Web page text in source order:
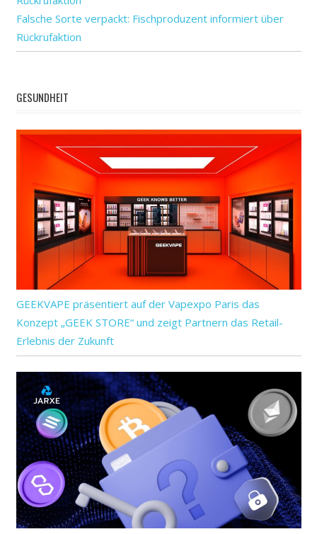
Falsche Sorte verpackt: Fischproduzent informiert über
Rückrufaktion
GESUNDHEIT
GEEKVAPE präsentiert auf der Vapexpo Paris das
Konzept „GEEK STORE“ und zeigt Partnern das Retail-
Erlebnis der Zukunft